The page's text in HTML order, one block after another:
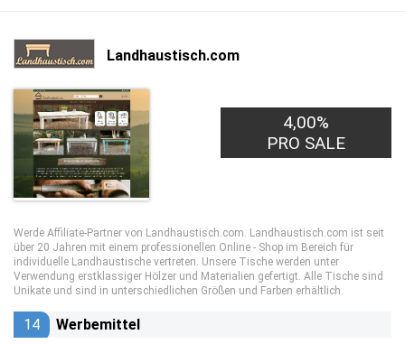
Landhaustisch.com
4,00%
PRO SALE
Werde Affiliate-Partner von Landhaustisch.com. Landhaustisch.com ist seit
über 20 Jahren mit einem professionellen Online - Shop im Bereich für
individuelle Landhaustische vertreten. Unsere Tische werden unter
Verwendung erstklassiger Hölzer und Materialien gefertigt. Alle Tische sind
Unikate und sind in unterschiedlichen Größen und Farben erhältlich.
14 Werbemittel